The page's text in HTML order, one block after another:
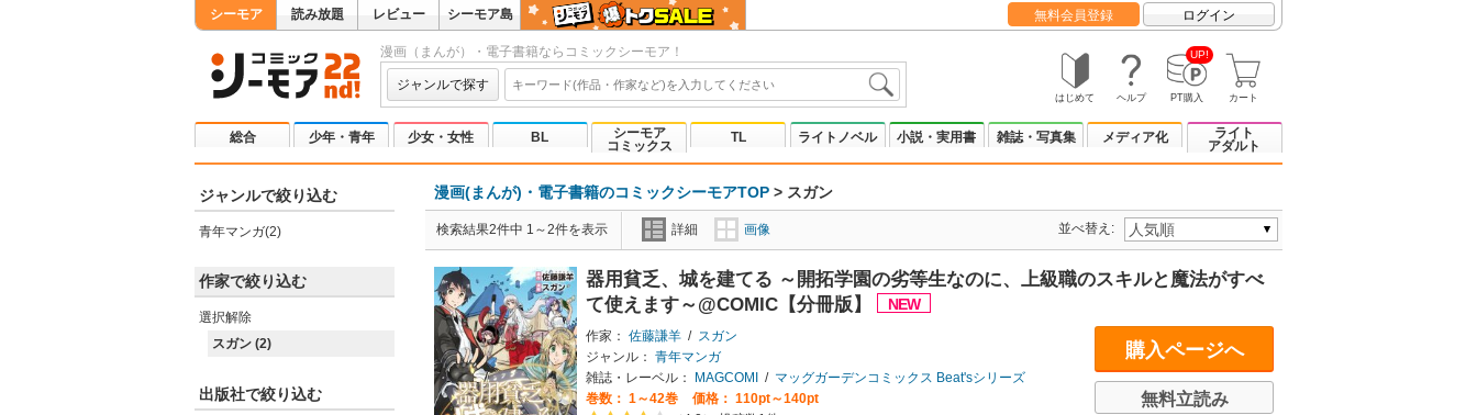
シーモア 読み放題 レビュー シーモア島 無料会員登録 ログイン
漫画（まんが）・電子書籍ならコミックシーモア！
ジャンルで探す
はじめて ヘルプ
UP!
PT購入 カート
総合 少年・青年 少女・女性 BL
シーモア
コミックス
TL ライトノベル 小説・実用書 雑誌・写真集 メディア化
ライト
アダルト
ジャンルで絞り込む
青年マンガ(2)
作家で絞り込む
選択解除
スガン (2)
出版社で絞り込む
漫画(まんが)・電子書籍のコミックシーモアTOP > スガン
検索結果2件中 1～2件を表示 詳細 画像 並べ替え:
器用貧乏、城を建てる ～開拓学園の劣等生なのに、上級職のスキルと魔法がすべ
て使えます～@COMIC【分冊版】
作家： 佐藤謙羊 / スガン
ジャンル： 青年マンガ
雑誌・レーベル：
MAGCOMI / マッグガーデンコミックス Beat'sシリーズ
巻数： 1～42巻
価格： 110pt～140pt
購入ページへ
無料立読み